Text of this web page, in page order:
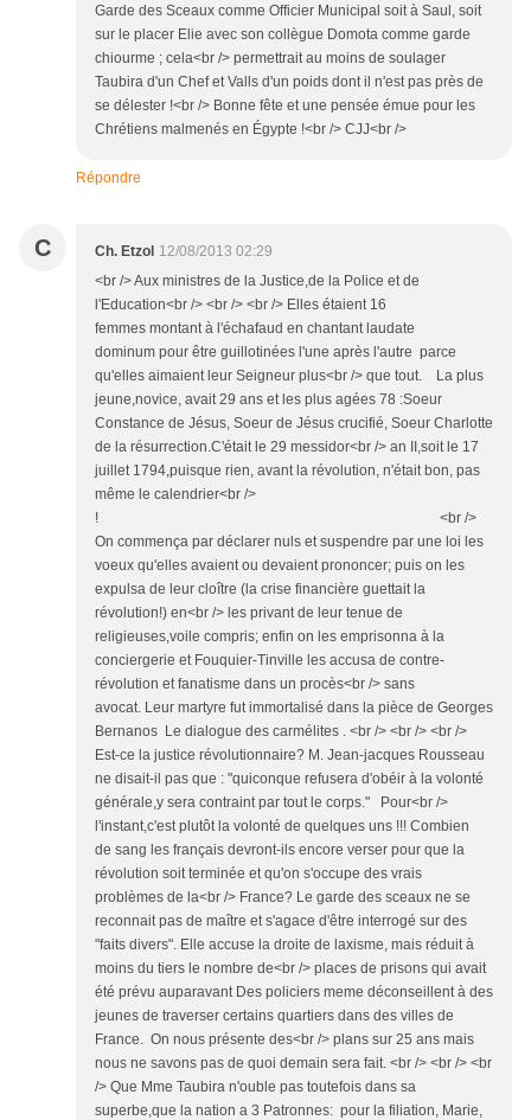
Garde des Sceaux comme Officier Municipal soit à Saul, soit
sur le placer Elie avec son collègue Domota comme garde
chiourme ; cela<br /> permettrait au moins de soulager
Taubira d'un Chef et Valls d'un poids dont il n'est pas près de
se délester !<br /> Bonne fête et une pensée émue pour les
Chrétiens malmenés en Égypte !<br /> CJJ<br />
Répondre
C Ch. Etzol 12/08/2013 02:29
<br /> Aux ministres de la Justice,de la Police et de
l'Education<br /> <br /> <br /> Elles étaient 16
femmes montant à l'échafaud en chantant laudate
dominum pour être guillotinées l'une après l'autre parce
qu'elles aimaient leur Seigneur plus<br /> que tout. La plus
jeune,novice, avait 29 ans et les plus agées 78 :Soeur
Constance de Jésus, Soeur de Jésus crucifié, Soeur Charlotte
de la résurrection.C'était le 29 messidor<br /> an II,soit le 17
juillet 1794,puisque rien, avant la révolution, n'était bon, pas
même le calendrier<br />
! <br />
On commença par déclarer nuls et suspendre par une loi les
voeux qu'elles avaient ou devaient prononcer; puis on les
expulsa de leur cloître (la crise financière guettait la
révolution!) en<br /> les privant de leur tenue de
religieuses,voile compris; enfin on les emprisonna à la
conciergerie et Fouquier-Tinville les accusa de contre-
révolution et fanatisme dans un procès<br /> sans
avocat. Leur martyre fut immortalisé dans la pièce de Georges
Bernanos Le dialogue des carmélites . <br /> <br /> <br />
Est-ce la justice révolutionnaire? M. Jean-jacques Rousseau
ne disait-il pas que : "quiconque refusera d'obéir à la volonté
générale,y sera contraint par tout le corps." Pour<br />
l'instant,c'est plutôt la volonté de quelques uns !!! Combien
de sang les français devront-ils encore verser pour que la
révolution soit terminée et qu'on s'occupe des vrais
problèmes de la<br /> France? Le garde des sceaux ne se
reconnait pas de maître et s'agace d'être interrogé sur des
"faits divers". Elle accuse la droite de laxisme, mais réduit à
moins du tiers le nombre de<br /> places de prisons qui avait
été prévu auparavant Des policiers meme déconseillent à des
jeunes de traverser certains quartiers dans des villes de
France. On nous présente des<br /> plans sur 25 ans mais
nous ne savons pas de quoi demain sera fait. <br /> <br /> <br
/> Que Mme Taubira n'ouble pas toutefois dans sa
superbe,que la nation a 3 Patronnes: pour la filiation, Marie,